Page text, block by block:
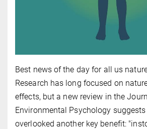
Best news of the day for all us
Research has long focused on
effects, but a new review in the
Environmental Psychology
overlooked another key benefit: